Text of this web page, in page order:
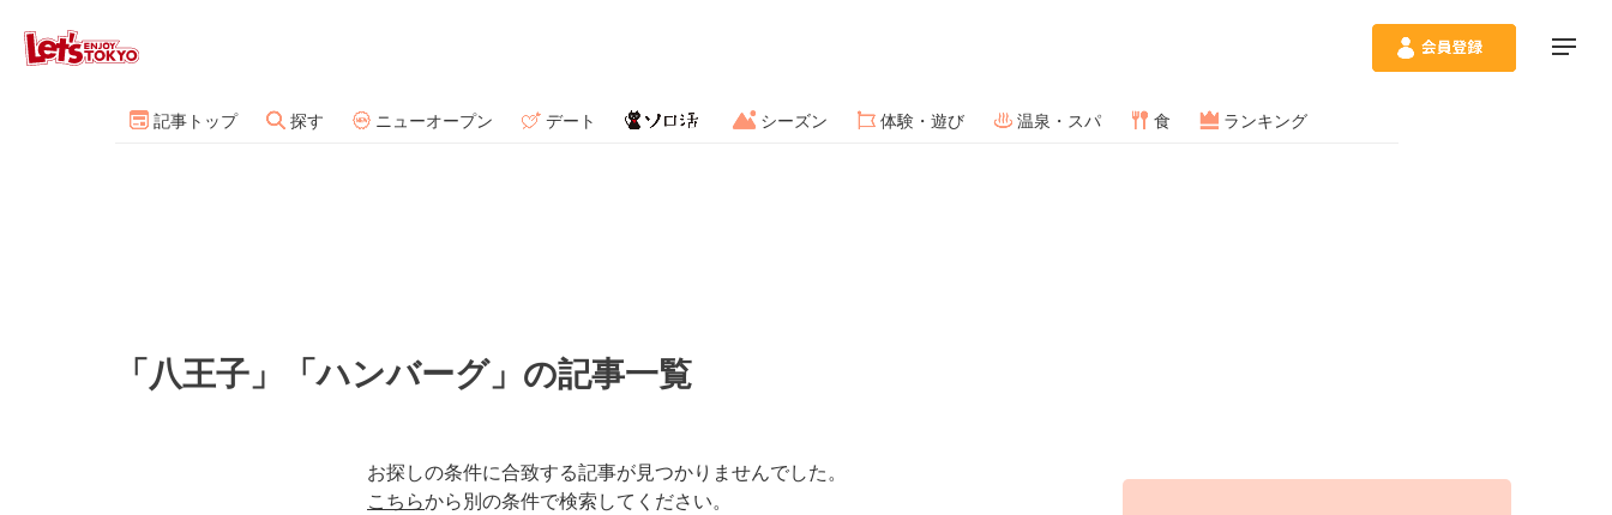
記事トップ 探す ニューオープン デート シーズン 体験・遊び 温泉・スパ 食 ランキング
「八王子」「ハンバーグ」の記事一覧
お探しの条件に合致する記事が見つかりませんでした。
こちらから別の条件で検索してください。